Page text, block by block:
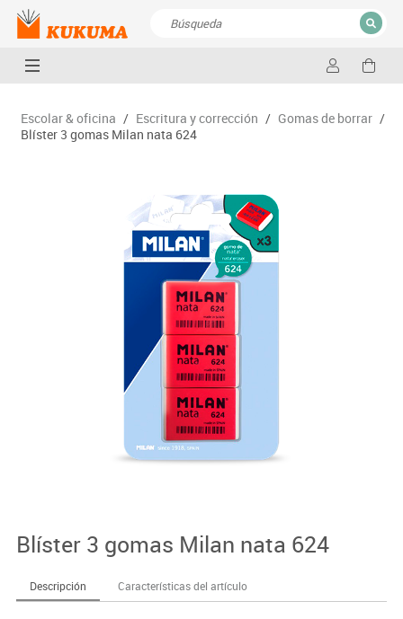
CERRAR
Escolar & oficina / Escritura y corrección / Gomas de borrar /
Blíster 3 gomas Milan nata 624
Blíster 3 gomas Milan nata 624
Descripción Características del artículo